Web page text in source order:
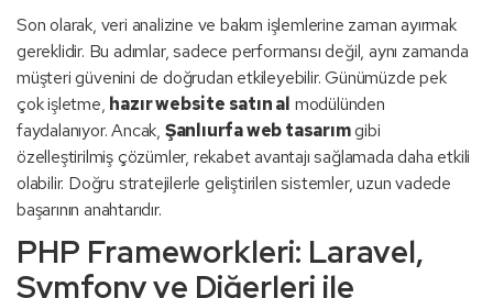
Son olarak, veri analizine ve bakım işlemlerine zaman ayırmak
gereklidir. Bu adımlar, sadece performansı değil, aynı zamanda
müşteri güvenini de doğrudan etkileyebilir. Günümüzde pek
çok işletme, hazır website satın al modülünden
faydalanıyor. Ancak, Şanlıurfa web tasarımgibi
özelleştirilmiş çözümler, rekabet avantajı sağlamada daha etkili
olabilir. Doğru stratejilerle geliştirilen sistemler, uzun vadede
başarının anahtarıdır.
PHP Frameworkleri: Laravel,
Symfony ve Diğerleri ile